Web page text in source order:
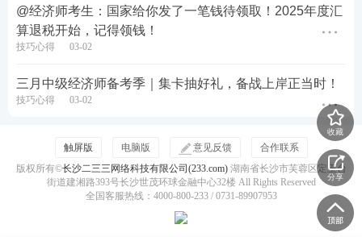
段处于备考黄金铺垫期，新版考试大纲尚未公布，不
建议考生盲目死记硬背。大家可借助本次章节真题资
建完整知识框架。待新大纲发布后，再针对性学习新
增、调整内容，大幅提升备考效率。真题是贴合考情
的优质备考素材，坚持章节刷题、复盘错题、总结考
点，循序渐进积累，就能稳步提升应试能力，从容应
对考试。
@经济师考生：国家给你发了一笔钱待领取！2025年度汇
算退税开始，记得领钱！
技巧心得 03-02
三月中级经济师备考季｜集卡抽好礼，备战上岸正当时！
技巧心得 03-02
收藏
分享
触屏版 电脑版 意见反馈
合作联系
版权所有©长沙二三三网络科技有限公司(233.com)湖南省长沙市芙蓉区定王台
街道建湘路393号长沙世茂环球金融中心32楼 All Rights Reserved
全国客服热线：4000-800-233 / 0731-89907953